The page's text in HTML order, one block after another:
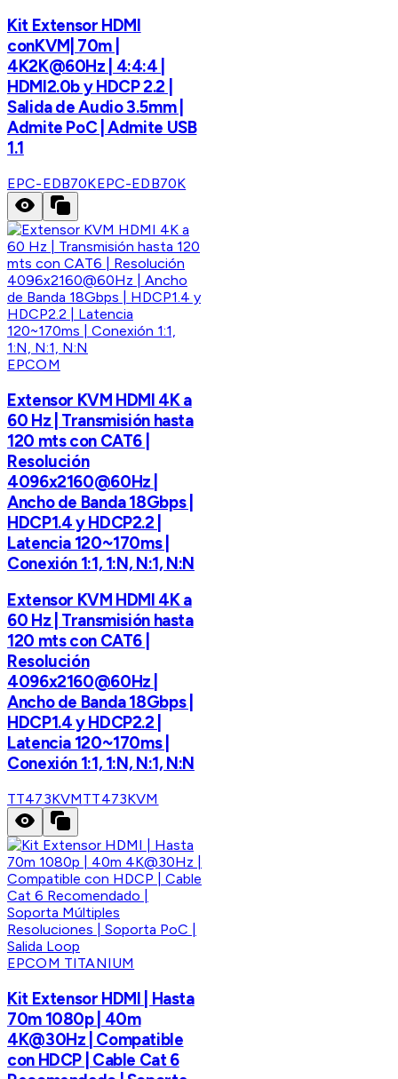
Kit Extensor HDMI
conKVM| 70m |
4K2K@60Hz | 4:4:4 |
HDMI2.0b y HDCP 2.2 |
Salida de Audio 3.5mm |
Admite PoC | Admite USB
1.1
EPC-EDB70KEPC-EDB70K
EPCOM
Extensor KVM HDMI 4K a
60 Hz | Transmisión hasta
120 mts con CAT6 |
Resolución
4096x2160@60Hz |
Ancho de Banda 18Gbps |
HDCP1.4 y HDCP2.2 |
Latencia 120~170ms |
Conexión 1:1, 1:N, N:1, N:N
Extensor KVM HDMI 4K a
60 Hz | Transmisión hasta
120 mts con CAT6 |
Resolución
4096x2160@60Hz |
Ancho de Banda 18Gbps |
HDCP1.4 y HDCP2.2 |
Latencia 120~170ms |
Conexión 1:1, 1:N, N:1, N:N
TT473KVMTT473KVM
EPCOM TITANIUM
Kit Extensor HDMI | Hasta
70m 1080p | 40m
4K@30Hz | Compatible
con HDCP | Cable Cat 6